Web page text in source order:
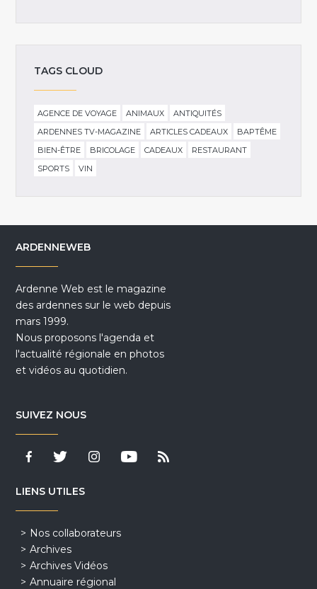
TAGS CLOUD
AGENCE DE VOYAGE ANIMAUX
ANTIQUITÉS
ARDENNES TV-MAGAZINE
ARTICLES CADEAUX
BAPTÊME
BIEN-ÊTRE
BRICOLAGE CADEAUX
RESTAURANT
SPORTS
VIN
ARDENNEWEB
Ardenne Web est le magazine
des ardennes sur le web depuis
mars 1999.
Nous proposons l'agenda et
l'actualité régionale en photos
et vidéos au quotidien.
SUIVEZ NOUS
LIENS UTILES
Nos collaborateurs
Archives
Archives Vidéos
Annuaire régional